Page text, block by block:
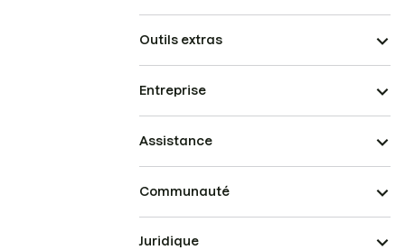
Outils extras
Entreprise
Assistance
Communauté
Juridique